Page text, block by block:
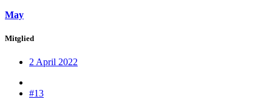
May
Mitglied
2 April 2022
#13